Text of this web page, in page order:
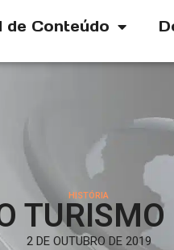
de Conteúdo
HISTÓRIA
TURISMO
2 DE OUTUBRO DE 2019